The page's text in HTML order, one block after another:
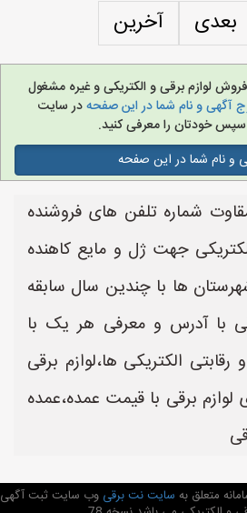
بعدی آخرین
لوازم برقی و الکتریکی و غیره مشغول
آگهی و نام شما در این صفحهدر سایت
خودتان را معرفی کنید.
و نام شما در این صفحه
شماره تلفن های فروشنده
جهت ژل و مایع کاهنده
ها با چندین سال سابقه
با آدرس و معرفی هر یک با
الکتریکی ها،لوازم برقی
برقی با قیمت عمده،عمده
متعلق به سایت نت برقی وب سایت ثبت آگهی